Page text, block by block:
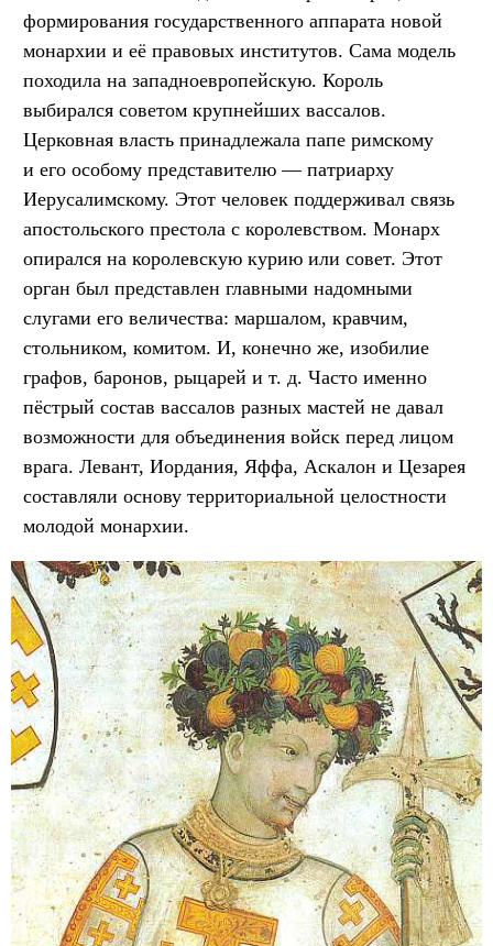
формирования государственного аппарата новой
монархии и её правовых институтов. Сама модель
походила на западноевропейскую. Король
выбирался советом крупнейших вассалов.
Церковная власть принадлежала папе римскому
и его особому представителю — патриарху
Иерусалимскому. Этот человек поддерживал связь
апостольского престола с королевством. Монарх
опирался на королевскую курию или совет. Этот
орган был представлен главными надомными
слугами его величества: маршалом, кравчим,
стольником, комитом. И, конечно же, изобилие
графов, баронов, рыцарей и т. д. Часто именно
пёстрый состав вассалов разных мастей не давал
возможности для объединения войск перед лицом
врага. Левант, Иордания, Яффа, Аскалон и Цезарея
составляли основу территориальной целостности
молодой монархии.